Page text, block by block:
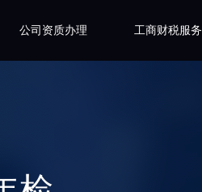
公司资质办理 工商财税服务